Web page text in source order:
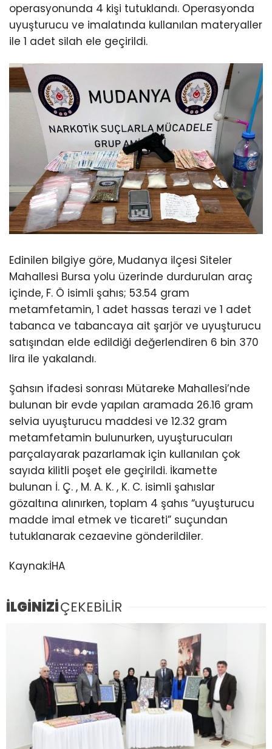
operasyonunda 4 kişi tutuklandı. Operasyonda
uyuşturucu ve imalatında kullanılan materyaller
ile 1 adet silah ele geçirildi.
Edinilen bilgiye göre, Mudanya ilçesi Siteler
Mahallesi Bursa yolu üzerinde durdurulan araç
içinde, F. Ö isimli şahıs; 53.54 gram
metamfetamin, 1 adet hassas terazi ve 1 adet
tabanca ve tabancaya ait şarjör ve uyuşturucu
satışından elde edildiği değerlendiren 6 bin 370
lira ile yakalandı.
Şahsın ifadesi sonrası Mütareke Mahallesi’nde
bulunan bir evde yapılan aramada 26.16 gram
selvia uyuşturucu maddesi ve 12.32 gram
metamfetamin bulunurken, uyuşturucuları
parçalayarak pazarlamak için kullanılan çok
sayıda kilitli poşet ele geçirildi. İkamette
bulunan İ. Ç. , M. A. K. , K. C. isimli şahıslar
gözaltına alınırken, toplam 4 şahıs “uyuşturucu
madde imal etmek ve ticareti” suçundan
tutuklanarak cezaevine gönderildiler.
Kaynak:İHA
İLGİNİZİÇEKEBİLİR